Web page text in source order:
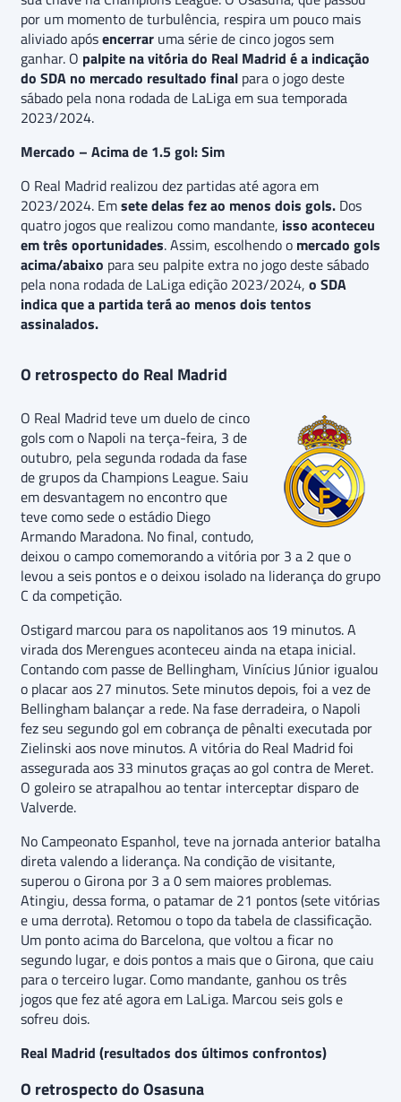
por um momento de turbulência, respira um pouco mais
aliviado apósencerrar uma série de cinco jogos sem
ganhar. O palpite na vitória do Real Madrid é a indicação
do SDA no mercado resultado final para o jogo deste
sábado pela nona rodada de LaLiga em sua temporada
2023/2024.
Mercado – Acima de 1.5 gol: Sim
O Real Madrid realizou dez partidas até agora em
2023/2024. Emsete delas fez ao menos dois gols. Dos
quatro jogos que realizou como mandante, isso aconteceu
em três oportunidades. Assim, escolhendo o mercado gols
acima/abaixo para seu palpite extra no jogo deste sábado
pela nona rodada de LaLiga edição 2023/2024, o SDA
indica que a partida terá ao menos dois tentos
assinalados.
O retrospecto do Real Madrid
O Real Madrid teve um duelo de cinco
gols com o Napoli na terça-feira, 3 de
outubro, pela segunda rodada da fase
de grupos da Champions League. Saiu
em desvantagem no encontro que
teve como sede o estádio Diego
Armando Maradona. No final, contudo,
deixou o campo comemorando a vitória por 3 a 2 que o
levou a seis pontos e o deixou isolado na liderança do grupo
C da competição.
Ostigard marcou para os napolitanos aos 19 minutos. A
virada dos Merengues aconteceu ainda na etapa inicial.
Contando com passe de Bellingham, Vinícius Júnior igualou
o placar aos 27 minutos. Sete minutos depois, foi a vez de
Bellingham balançar a rede. Na fase derradeira, o Napoli
fez seu segundo gol em cobrança de pênalti executada por
Zielinski aos nove minutos. A vitória do Real Madrid foi
assegurada aos 33 minutos graças ao gol contra de Meret.
O goleiro se atrapalhou ao tentar interceptar disparo de
Valverde.
No Campeonato Espanhol, teve na jornada anterior batalha
direta valendo a liderança. Na condição de visitante,
superou o Girona por 3 a 0 sem maiores problemas.
Atingiu, dessa forma, o patamar de 21 pontos (sete vitórias
e uma derrota). Retomou o topo da tabela de classificação.
Um ponto acima do Barcelona, que voltou a ficar no
segundo lugar, e dois pontos a mais que o Girona, que caiu
para o terceiro lugar. Como mandante, ganhou os três
jogos que fez até agora em LaLiga. Marcou seis gols e
sofreu dois.
Real Madrid (resultados dos últimos confrontos)
O retrospecto do Osasuna